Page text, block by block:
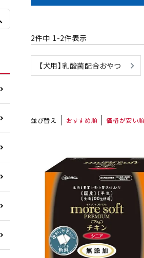
2件中 1-2件表示
【犬用】乳酸菌配合おやつ
並び替え おすすめ順 価格が安い順